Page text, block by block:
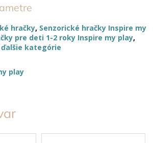
hračky, Senzorické hračky Inspire my
pre deti 1-2 roky Inspire my play,
kategórie
play